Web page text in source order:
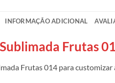
INFORMAÇÃO ADICIONAL
Frutas
Frutas 014 para